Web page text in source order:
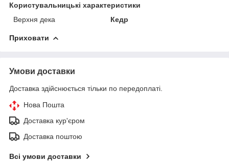
Користувальницькі характеристики
Верхня дека
Кедр
Приховати
Умови доставки
Доставка здійснюється тільки по передоплаті.
Нова Пошта
Доставка кур'єром
Доставка поштою
Всі умови доставки